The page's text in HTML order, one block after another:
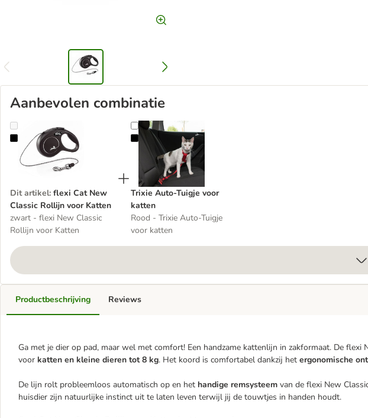
Aanbevolen combinatie
flexi Cat New Classic Rollijn voor Katten
Dit artikel: flexi Cat New
Classic Rollijn voor Katten
zwart - flexi New Classic
Rollijn voor Katten
Trixie Auto-Tuigje voor katten
Trixie Auto-Tuigje voor
katten
Rood - Trixie Auto-Tuigje
voor katten
Productbeschrijving
Ga met je dier op pad, maar wel met comfort! Een handzame kattenlijn in zakformaat. De flexi
voor katten en kleine dieren tot 8 kg. Het koord is comfortabel dankzij het ergonomische
De lijn rolt probleemloos automatisch op en het handige remsysteem van de flexi New
huisdier zijn natuurlijke instinct uit te laten leven terwijl jij de touwtjes in handen houdt.
Reviews